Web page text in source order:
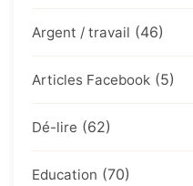
Argent / travail (46)
Articles Facebook (5)
Dé-lire (62)
Education (70)